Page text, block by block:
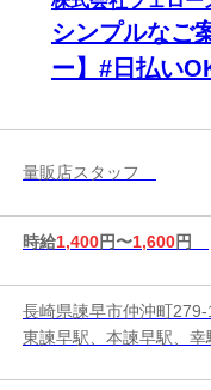
シンプルなご
ー】#日払い
量販店スタッフ
時給1,400円〜1,600円
長崎県諫早市仲沖町279-
東諫早駅、本諫早駅、幸